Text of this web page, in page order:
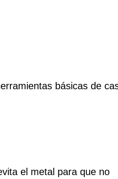
básicas de
el metal para que no